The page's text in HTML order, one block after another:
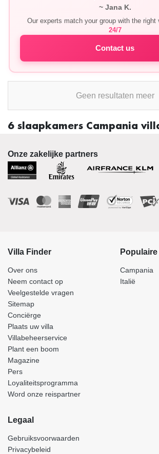
~ Jana K.
Our experts match your group with the right
24/7
Contact us
Geen resultaten meer
6 slaapkamers Campania
Onze zakelijke partners
Villa Finder
Over ons
Neem contact op
Veelgestelde vragen
Sitemap
Conciërge
Plaats uw villa
Villabeheerservice
Plant een boom
Magazine
Pers
Loyaliteitsprogramma
Word onze reispartner
Campania
Italië
Legaal
Gebruiksvoorwaarden
Privacybeleid